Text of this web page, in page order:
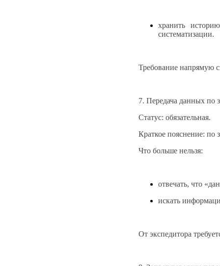
хранить
систематизации.
Требование напрямую
7. Передача данных по
Статус: обязательная.
Краткое пояснение: по
Что больше нельзя:
отвечать, что
искать
От экспедитора